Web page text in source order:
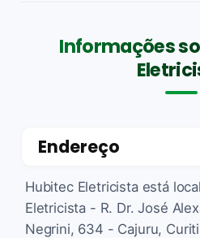
Informações
Endereço
Hubitec Eletricista está
Eletricista - R. Dr. José
Negrini, 634 - Cajuru,